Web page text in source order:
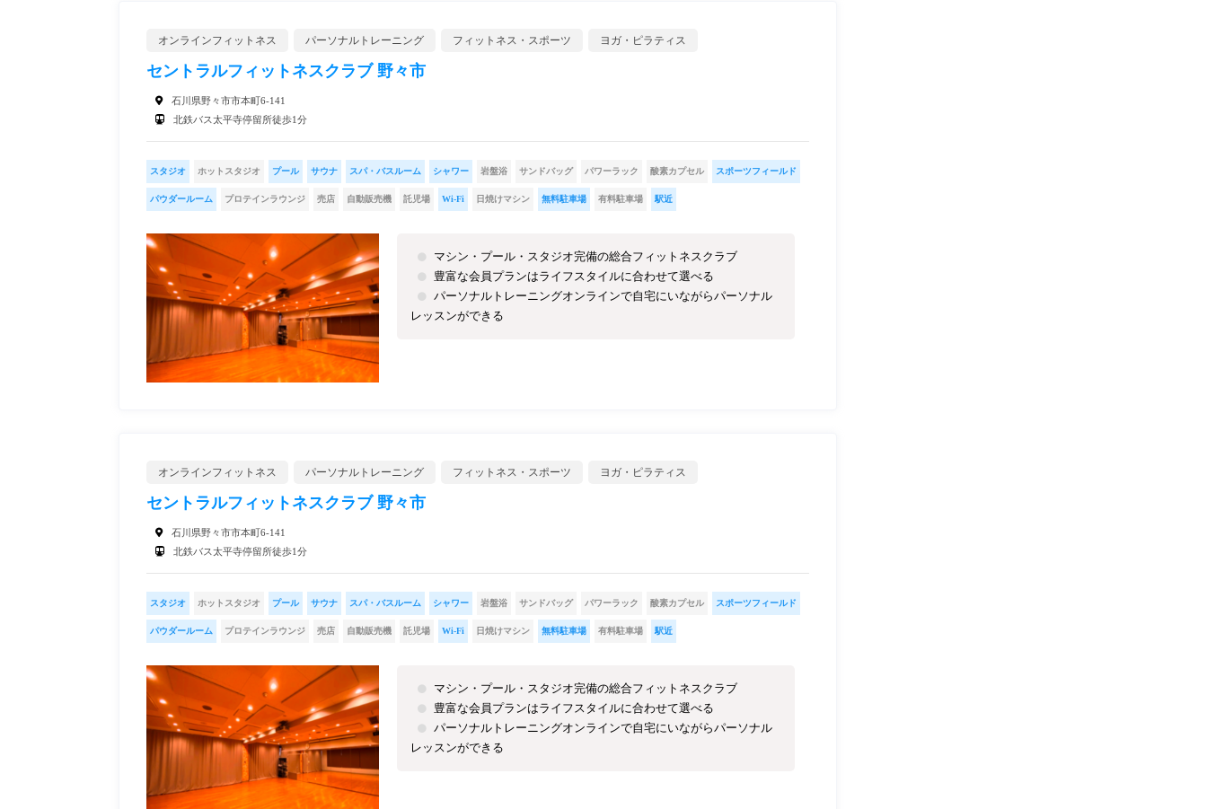
オンラインフィットネス パーソナルトレーニング フィットネス・スポーツ ヨガ・ピラティス
セントラルフィットネスクラブ 野々市
石川県野々市市本町6-141
北鉄バス太平寺停留所徒歩1分
スタジオ ホットスタジオ プール サウナ スパ・バスルーム シャワー 岩盤浴 サンドバッグ パワーラック 酸素カプセル スポーツフィールド
パウダールーム プロテインラウンジ 売店 自動販売機 託児場 Wi-Fi 日焼けマシン 無料駐車場 有料駐車場 駅近
マシン・プール・スタジオ完備の総合フィットネスクラブ
豊富な会員プランはライフスタイルに合わせて選べる
パーソナルトレーニングオンラインで自宅にいながらパーソナル
レッスンができる
オンラインフィットネス パーソナルトレーニング フィットネス・スポーツ ヨガ・ピラティス
セントラルフィットネスクラブ 野々市
石川県野々市市本町6-141
北鉄バス太平寺停留所徒歩1分
スタジオ ホットスタジオ プール サウナ スパ・バスルーム シャワー 岩盤浴 サンドバッグ パワーラック 酸素カプセル スポーツフィールド
パウダールーム プロテインラウンジ 売店 自動販売機 託児場 Wi-Fi 日焼けマシン 無料駐車場 有料駐車場 駅近
マシン・プール・スタジオ完備の総合フィットネスクラブ
豊富な会員プランはライフスタイルに合わせて選べる
パーソナルトレーニングオンラインで自宅にいながらパーソナル
レッスンができる